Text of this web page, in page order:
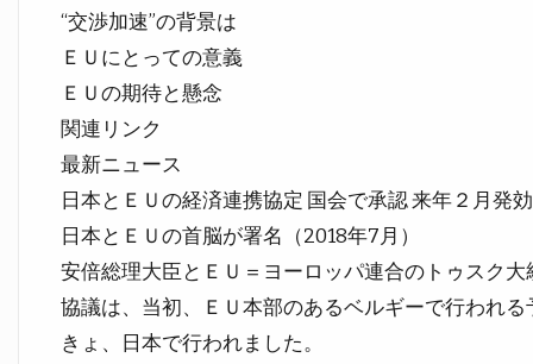
“交渉加速”の背景は
ＥＵにとっての意義
ＥＵの期待と懸念
関連リンク
最新ニュース
日本とＥＵの経済連携協定 国会で承認 来年２月発
日本とＥＵの首脳が署名（2018年7月）
安倍総理大臣とＥＵ＝ヨーロッパ連合のトゥスク
協議は、当初、ＥＵ本部のあるベルギーで行われ
きょ、日本で行われました。